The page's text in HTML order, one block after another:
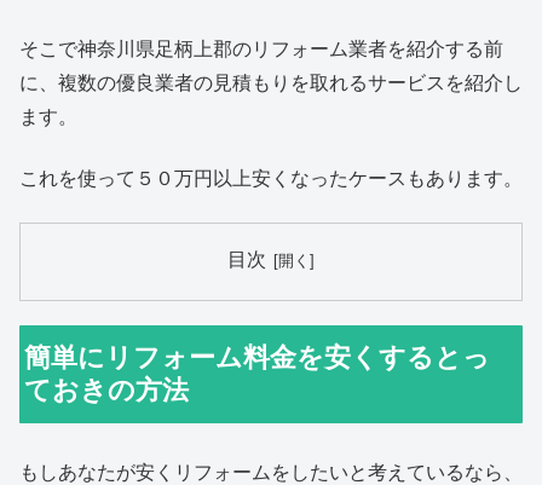
そこで神奈川県足柄上郡のリフォーム業者を紹介する前
に、複数の優良業者の見積もりを取れるサービスを紹介し
ます。
これを使って５０万円以上安くなったケースもあります。
目次
簡単にリフォーム料金を安くするとっ
ておきの方法
もしあなたが安くリフォームをしたいと考えているなら、